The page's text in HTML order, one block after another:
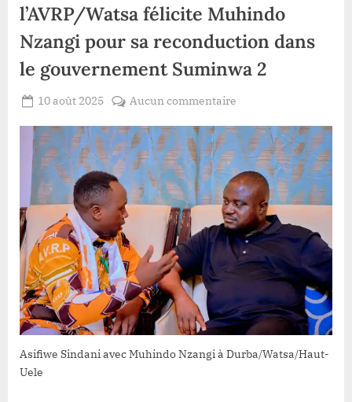
l’AVRP/Watsa félicite Muhindo
Nzangi pour sa reconduction dans
le gouvernement Suminwa 2
Posted
10 août 2025
ROMEO
Aucun commentaire
Uele
la
ligue
des
jeunes
de
l’AVRP/Watsa
félicite
Muhindo
Nzangi
pour
sa
Asifiwe Sindani avec Muhindo Nzangi à Durba/Watsa/Haut-
Uele